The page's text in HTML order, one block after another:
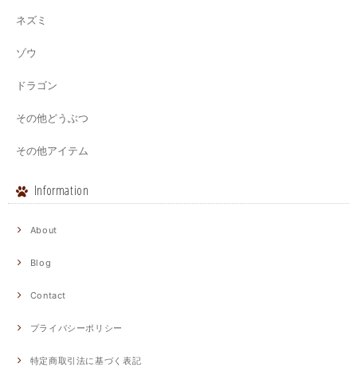
ネズミ
ゾウ
ドラゴン
その他どうぶつ
その他アイテム
Information
About
Blog
Contact
プライバシーポリシー
特定商取引法に基づく表記